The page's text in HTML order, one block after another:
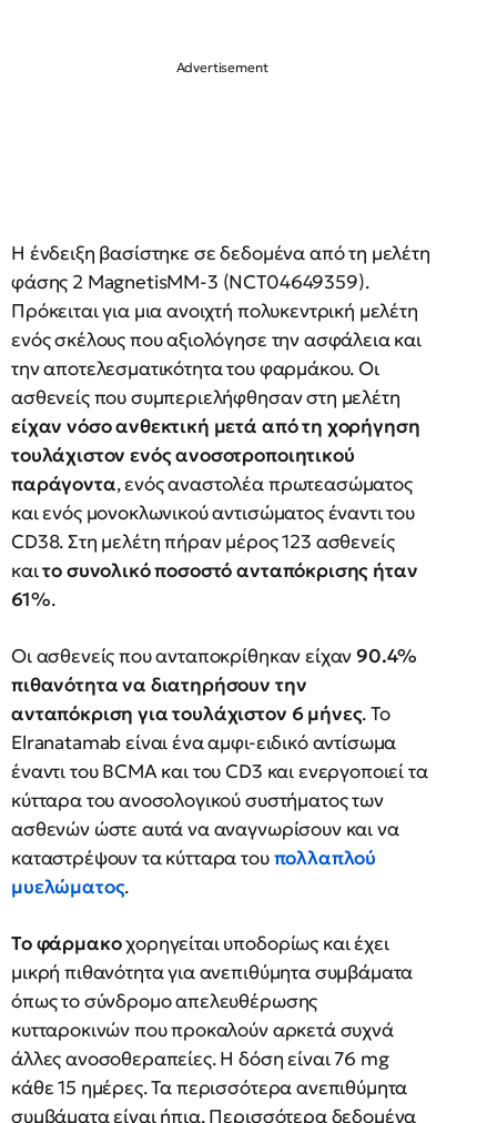
Η ένδειξη βασίστηκε σε δεδομένα από τη μελέτη
φάσης 2 MagnetisMM-3 (NCT04649359).
Πρόκειται για μια ανοιχτή πολυκεντρική μελέτη
ενός σκέλους που αξιολόγησε την ασφάλεια και
την αποτελεσματικότητα του φαρμάκου. Οι
ασθενείς που συμπεριελήφθησαν στη μελέτη
είχαν νόσο ανθεκτική μετά από τη χορήγηση
τουλάχιστον ενός ανοσοτροποιητικού
παράγοντα, ενός αναστολέα πρωτεασώματος
και ενός μονοκλωνικού αντισώματος έναντι του
CD38. Στη μελέτη πήραν μέρος 123 ασθενείς
καιτο συνολικό ποσοστό ανταπόκρισης ήταν
61%.
Οι ασθενείς που ανταποκρίθηκαν είχαν90.4%
πιθανότητα να διατηρήσουν την
ανταπόκριση για τουλάχιστον 6 μήνες. Το
Elranatamab είναι ένα αμφι-ειδικό αντίσωμα
έναντι του BCMA και του CD3 και ενεργοποιεί τα
κύτταρα του ανοσολογικού συστήματος των
ασθενών ώστε αυτά να αναγνωρίσουν και να
καταστρέψουν τα κύτταρα τουπολλαπλού
μυελώματος.
Το φάρμακοχορηγείται υποδορίως και έχει
μικρή πιθανότητα για ανεπιθύμητα συμβάματα
όπως το σύνδρομο απελευθέρωσης
κυτταροκινών που προκαλούν αρκετά συχνά
άλλες ανοσοθεραπείες. Η δόση είναι 76 mg
κάθε 15 ημέρες. Τα περισσότερα ανεπιθύμητα
συμβάματα είναι ήπια. Περισσότερα δεδομένα